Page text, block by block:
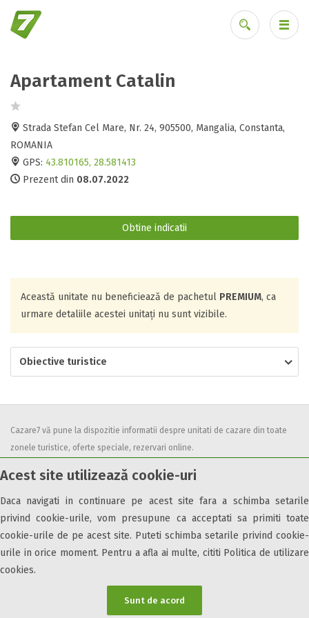
Acest site utilizează cookie-uri
Daca navigati in continuare pe acest site fara a schimba setarile
privind cookie-urile, vom presupune ca acceptati sa primiti toate
cookie-urile de pe acest site. Puteti schimba setarile privind cookie-
urile in orice moment. Pentru a afla ai multe, cititi Politica de utilizare
cookies.
Sunt de acord
Apartament Catalin
Strada Stefan Cel Mare, Nr. 24, 905500, Mangalia, Constanta,
ROMANIA
GPS: 43.810165, 28.581413
Prezent din 08.07.2022
Obtine indicatii
Această unitate nu beneficiează de pachetul PREMIUM, ca
urmare detaliile acestei unitați nu sunt vizibile.
Obiective turistice
Cazare7 vă pune la dispozitie informatii despre unitati de cazare din toate
zonele turistice, oferte speciale, rezervari online.
condițiile de utilizare.
Informații utile Parteneri Cazare7